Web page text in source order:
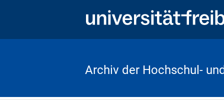
Archiv der Hochschul-